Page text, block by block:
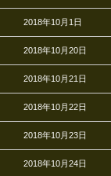
2018年10月1日
2018年10月20日
2018年10月21日
2018年10月22日
2018年10月23日
2018年10月24日